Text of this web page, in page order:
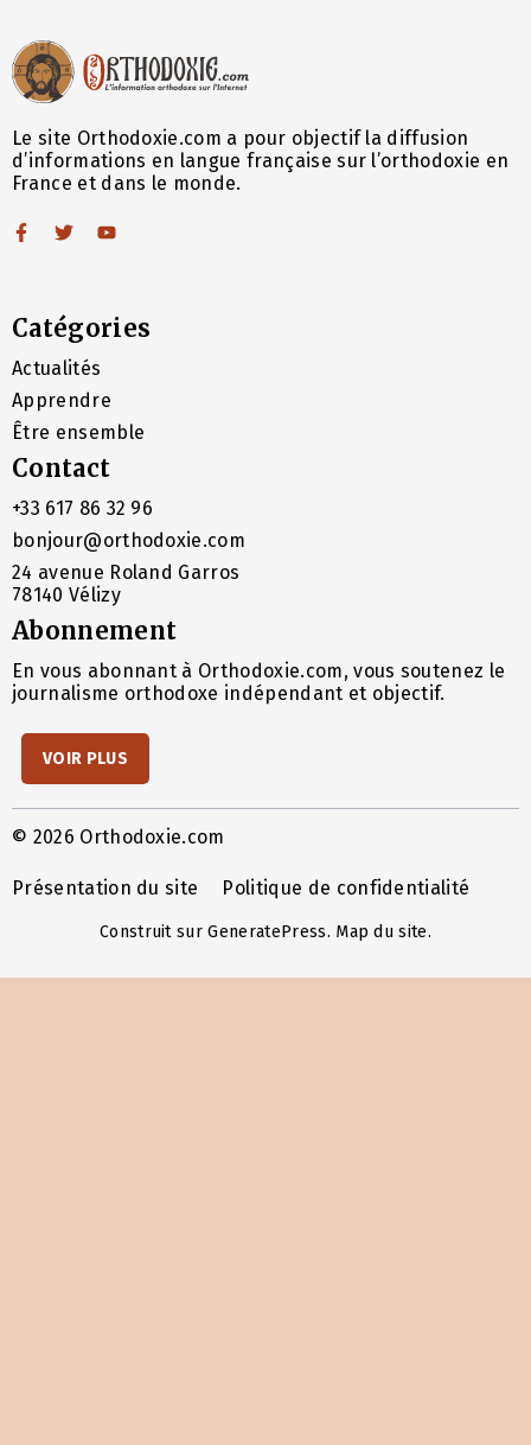
Le site Orthodoxie.com a pour objectif la diffusion
d’informations en langue française sur l’orthodoxie en
France et dans le monde.
Catégories
Actualités
Apprendre
Être ensemble
Contact
+33 617 86 32 96
bonjour@orthodoxie.com
24 avenue Roland Garros
78140 Vélizy
Abonnement
En vous abonnant à Orthodoxie.com, vous soutenez le
journalisme orthodoxe indépendant et objectif.
VOIR PLUS
© 2026 Orthodoxie.com
Présentation du site Politique de confidentialité
Construit surGeneratePress. Map du site.